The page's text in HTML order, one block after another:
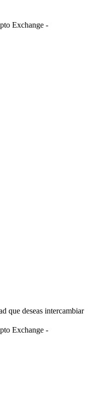
que deseas intercambiar